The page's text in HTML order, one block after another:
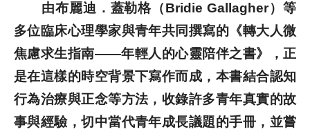
由布麗迪．蓋勒格（Bridie Gallagher）等
多位臨床心理學家與青年共同撰寫的《轉大人微
焦慮求生指南——年輕人的心靈陪伴之書》，正
是在這樣的時空背景下寫作而成，本書結合認知
行為治療與正念等方法，收錄許多青年真實的故
事與經驗，切中當代青年成長議題的手冊，並嘗